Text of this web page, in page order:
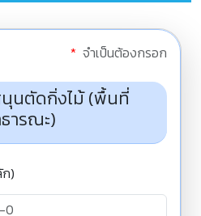
* จำเป็นต้องกรอก
นตัดกิ่งไม้ (พื้นที่
ารณะ)
)